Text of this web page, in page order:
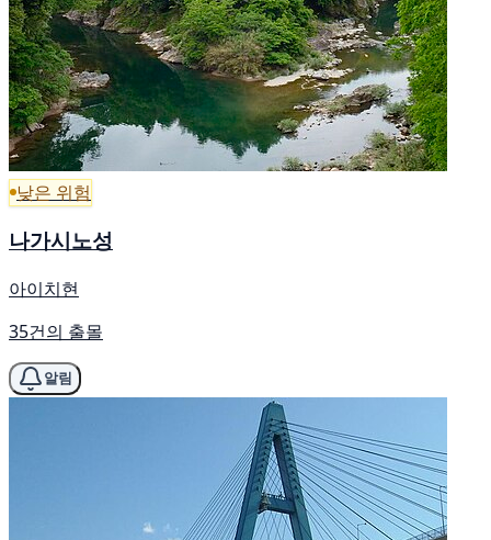
낮은 위험
나가시노성
아이치현
35건의 출몰
알림